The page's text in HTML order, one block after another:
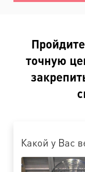
точную
Какой у Вас